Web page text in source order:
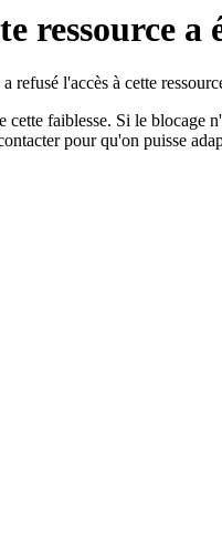
ressource a
l'accès à cette
cette faiblesse. Si le blocage
pour qu'on puisse